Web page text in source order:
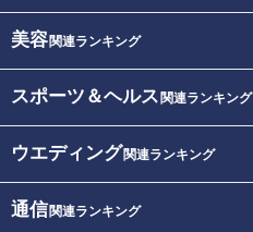
美容関連ランキング
スポーツ＆ヘルス 関連ランキング
ウエディング関連ランキング
通信関連ランキング